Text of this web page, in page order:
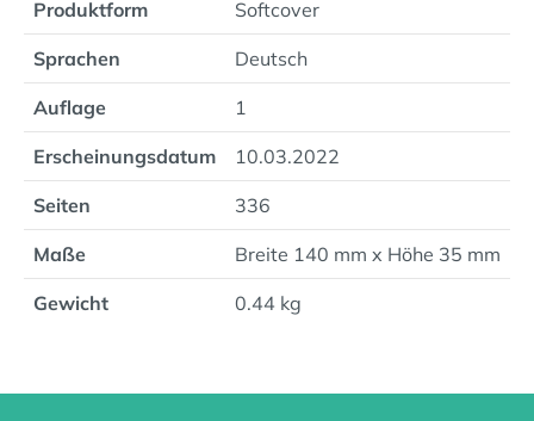
Produktform Softcover
Sprachen Deutsch
Auflage 1
Erscheinungsdatum 10.03.2022
Seiten 336
Maße Breite 140 mm x Höhe 35 mm
Gewicht 0.44 kg